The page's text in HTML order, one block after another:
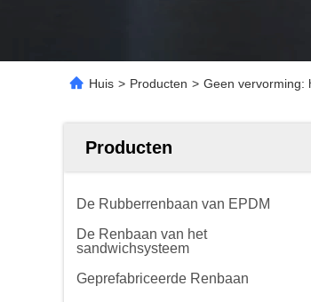
Huis > Producten > Geen vervorming:
Producten
De Rubberrenbaan van EPDM
De Renbaan van het
sandwichsysteem
Geprefabriceerde Renbaan